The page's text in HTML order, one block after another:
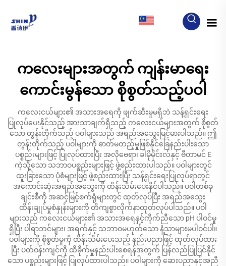
ကလေးများအတွက် ကျန်းမာရေး
ကောင်းမွန်သော စိုစွတ်သည့်ပဝါ
ကလေးငယ်များ၏ အသားအရေကို ဖျက်ဆီးမှုမရှိဘဲ သန့်ရှင်းရေး
ပြုလုပ်ပေးနိုင်သည့် အားသာချက်ရှိသည့် ကလေးငယ်များအတွက် စိုစွတ်
သော တွန်းတိုက်သည့် ပဝါများသည် အရည်အသွေးမြင့်မားပါသည်။ ဤ
တွန်းတိုက်သည့် ပဝါများကို ဓာတ်မတည့်မှုဖြစ်နိုင်ခြေနည်းပါးသော
ပစ္စည်းများဖြင့် ပြုလုပ်ထားပြီး အလိုဗေရာ၊ ခါမိုမိုင်းလ်နှင့် ဗီတာမင် E
ကဲ့သို့သော သဘာဝပစ္စည်းများဖြင့် ဖွဲ့စည်းထားပါသည်။ ပဝါများတွင်
ထူးခြားသော ပုံစံများဖြင့် ဖွဲ့စည်းထားပြီး သန့်ရှင်းရေးပြုလုပ်ရာတွင်
အကောင်းဆုံးအရည်အသွေးကို ထိန်းသိမ်းပေးနိုင်ပါသည်။ ပဝါတစ်ခု
ချင်းစီကို အဆင့်မြင့်စက်ရုံများတွင် ထုတ်လုပ်ပြီး အရည်အသွေး
ထိန်းချုပ်မှုစံနှုန်းများကို တိကျစွာလိုက်နာထုတ်လုပ်ပါသည်။ ပဝါ
များသည် ကလေးငယ်များ၏ အသားအရေနှင့်ကိုက်ညီသော pH ပါဝင်မှု
ရှိပြီး ပါရာဘင်များ၊ အရက်နှင့် သဘာဝမဟုတ်သော နံ့သာများမပါဝင်ပါ။
ပဝါများကို စိုစွတ်မှုကို ထိန်းသိမ်းပေးသည့် နည်းပညာဖြင့် ထုတ်လုပ်ထား
ပြီး ပတ်ဝန်းကျင်ကို ထိခိုက်မှုနည်းပါးစေရန်အတွက် ပြန်လည်ပြုပြင်နိုင်
သော ပစ္စည်းများဖြင့် ပြုလုပ်ထားပါသည်။ ပဝါများကို ဆေးပညာနှင့်အညီ